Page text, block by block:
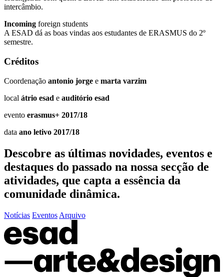
intercâmbio.
Incoming foreign students
A ESAD dá as boas vindas aos estudantes de ERASMUS do 2º
semestre.
Créditos
Coordenação antonio jorge e marta varzim
local átrio esad e auditório esad
evento erasmus+ 2017/18
data ano letivo 2017/18
Descobre as últimas novidades, eventos e
destaques do passado na nossa secção de
atividades, que capta a essência da
comunidade dinâmica.
Notícias Eventos Arquivo